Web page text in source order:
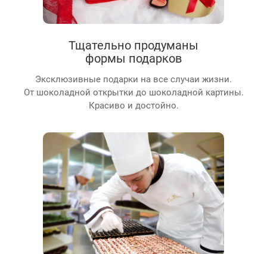
Тщательно продуманы
формы подарков
Эксклюзивные подарки на все случаи жизни.
От шоколадной открытки до шоколадной картины.
Красиво и достойно.